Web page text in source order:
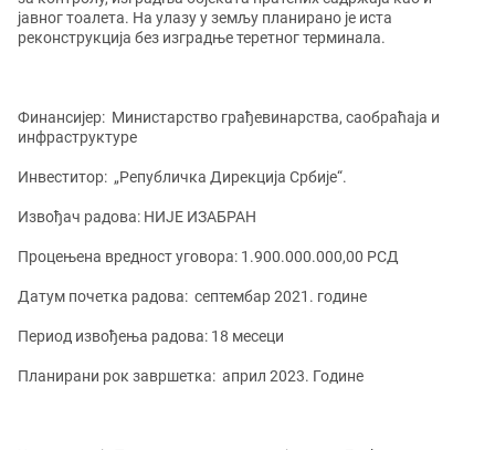
јавног тоалета. На улазу у земљу планирано је иста
реконструкција без изградње теретног терминала.
Финансијер: Министарство грађевинарства, саобраћаја и
инфраструктуре
Инвеститор: „Републичка Дирекција Србије“.
Извођач радова: НИЈЕ ИЗАБРАН
Процењена вредност уговора: 1.900.000.000,00 РСД
Датум почетка радова: септембар 2021. године
Период извођења радова: 18 месеци
Планирани рок завршетка: април 2023. Године